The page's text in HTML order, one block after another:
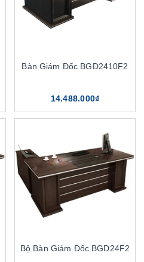
Bàn Giám Đốc BGD2410F2
14.488.000₫
Bộ Bàn Giám Đốc BGD24F2